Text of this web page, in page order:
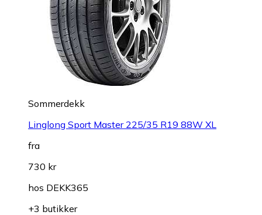
Sommerdekk
Linglong Sport Master 225/35 R19 88W XL
fra
730 kr
hos DEKK365
+3 butikker